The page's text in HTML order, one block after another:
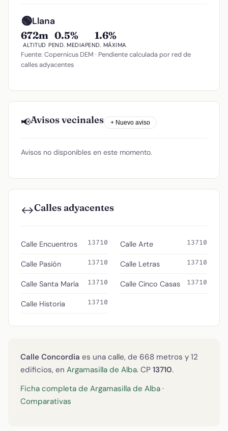
🟢Llana
672m
ALTITUD
0.5%
PEND. MEDIA
1.6%
PEND. MÁXIMA
Fuente: Copernicus DEM · Pendiente calculada por red de
calles adyacentes
📢Avisos vecinales + Nuevo aviso
Avisos no disponibles en este momento.
↔️Calles adyacentes
Calle Encuentros 13710
Calle Pasión 13710
Calle Santa María 13710
Calle Historia 13710
Calle Arte 13710
Calle Letras 13710
Calle Cinco Casas 13710
Calle Concordia es una calle, de 668 metros y 12
edificios, en Argamasilla de Alba. CP 13710.
Ficha completa de Argamasilla de Alba ·
Comparativas